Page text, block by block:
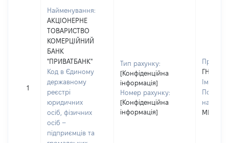
1
Найменування:
АКЦІОНЕРНЕ
ТОВАРИСТВО
КОМЕРЦІЙНИЙ
БАНК
"ПРИВАТБАНК"
Код в Єдиному
державному
реєстрі
юридичних
осіб, фізичних
осіб –
підприємців та
Тип рахунку:
[Конфіденційна
інформація]
Номер рахунку:
[Конфіденційна
інформація]
Ім'я:
По